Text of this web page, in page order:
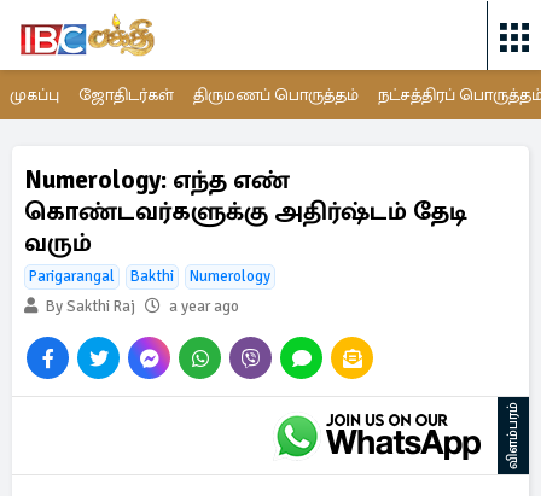
முகப்பு ஜோதிடர்கள் திருமணப் பொருத்தம் நட்சத்திரப்
Numerology: எந்த எண்
கொண்டவர்களுக்கு அதிர்ஷ்டம் தேடி
வரும்
Parigarangal Bakthi
Numerology
By Sakthi Raj
a year ago
விளம்பரம்